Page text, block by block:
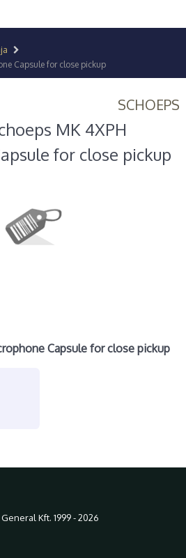
Capsule for close pickup
SCHOEPS
MK 4XPH
for close pickup
Capsule for close pickup
Kft. 1999 - 2026